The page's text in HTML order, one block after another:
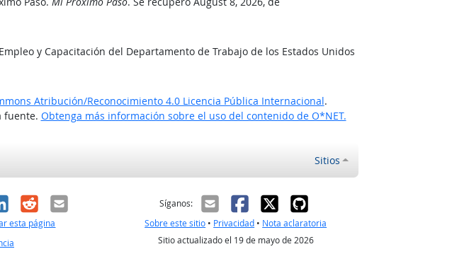
y Capacitación del Departamento de Trabajo de los Estados Unidos
Atribución/Reconocimiento 4.0 Licencia Pública Internacional.
fuente. Obtenga más información sobre el uso del contenido de O*NET.
Sitios
RedditCorreo electrónico
esta página
Síganos:
Sobre este sitio • Privacidad • Nota aclaratoria
Sitio actualizado el 19 de mayo de 2026